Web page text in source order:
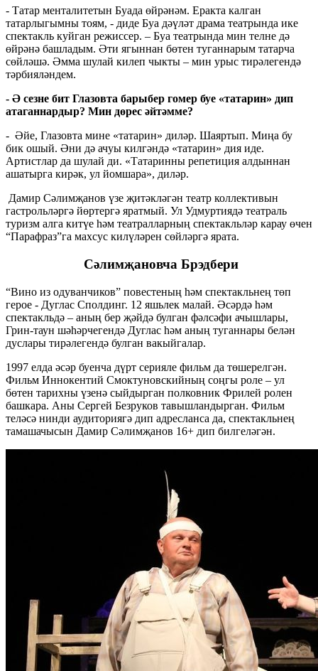
- Татар менталитетын Буада өйрәнәм. Еракта калган
татарлыгымны тоям, - диде Буа дәүләт драма театрында ике
спектакль куйган режиссер. – Буа театрында мин телне дә
өйрәнә башладым. Әти ягыннан бөтен туганнарым татарча
сөйләшә. Әмма шулай килеп чыкты – мин урыс тирәлегендә
тәрбияләндем.
- Ә сезне бит Глазовта барыбер гомер буе «татарин» дип
атаганнардыр? Мин дөрес әйтәмме?
- Әйе, Глазовта мине «татарин» диләр. Шаяртып. Миңа бу
бик ошый. Әни дә ачуы килгәндә «татарин» дия иде.
Артистлар да шулай ди. «Татаринны репетиция алдыннан
ашатырга кирәк, ул йомшара», диләр.
Дамир Сәлимҗанов үзе җитәкләгән театр коллективын
гастрольләргә йөртергә яратмый. Ул Удмуртиядә театраль
туризм алга китүе һәм театралларның спектакльләр карау өчен
“Парафраз”га махсус килүләрен сөйләргә ярата.
Сәлимҗановча Брэдбери
“Вино из одуванчиков” повестеның һәм спектакльнең төп
герое - Дуглас Сполдинг. 12 яшьлек малай. Әсәрдә һәм
спектакльдә – аның бер җәйдә булган фәлсәфи ачышлары,
Грин-таун шәһәрчегендә Дуглас һәм аның туганнары белән
дуслары тирәлегендә булган вакыйгалар.
1997 елда әсәр буенча дүрт серияле фильм да төшерелгән.
Фильм Иннокентий Смоктуновскийның соңгы роле – ул
бөтен тарихны үзенә сыйдырган полковник Фрилей ролен
башкара. Аны Сергей Безруков тавышландырган. Фильм
теләсә нинди аудиториягә дип адресланса да, спектакльнең
тамашачысын Дамир Сәлимҗанов 16+ дип билгеләгән.